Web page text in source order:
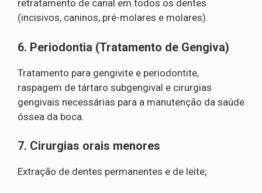
retratamento de canal em todos os dentes
(incisivos, caninos, pré-molares e molares).
6. Periodontia (Tratamento de Gengiva)
Tratamento para gengivite e periodontite,
raspagem de tártaro subgengival e cirurgias
gengivais necessárias para a manutenção da saúde
óssea da boca.
7. Cirurgias orais menores
Extração de dentes permanentes e de leite;